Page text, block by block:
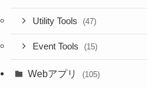
Utility Tools (47)
Event Tools (15)
Webアプリ (105)